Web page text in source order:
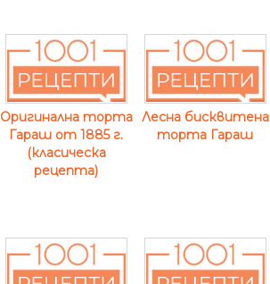
Оригинална торта
Гараш от 1885 г.
(класическа
рецепта)
Лесна бисквитена
торта Гараш